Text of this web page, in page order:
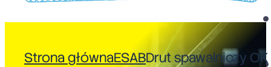
Strona głównaESABDrut spawalniczy